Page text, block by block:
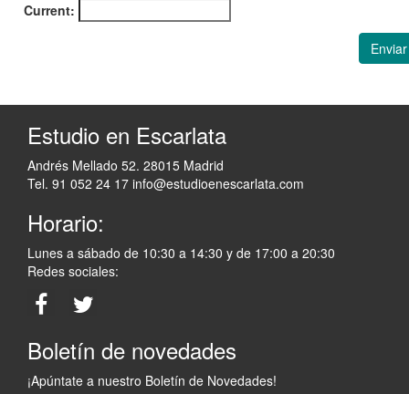
Current:
Enviar
Estudio en Escarlata
Andrés Mellado 52. 28015 Madrid
Tel. 91 052 24 17 info@estudioenescarlata.com
Horario:
Lunes a sábado de 10:30 a 14:30 y de 17:00 a 20:30
Redes sociales:
Boletín de novedades
¡Apúntate a nuestro Boletín de Novedades!